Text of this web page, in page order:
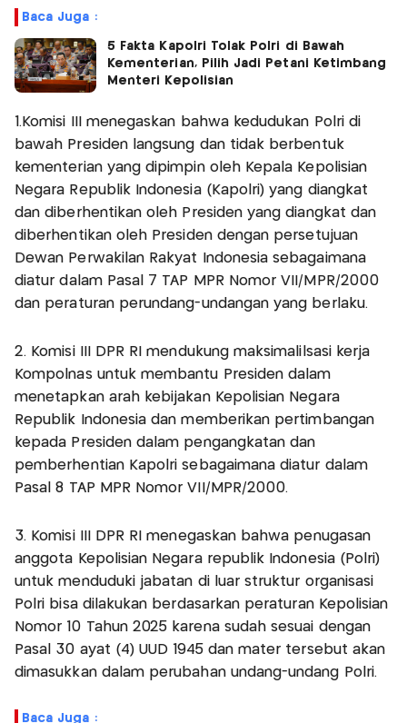
Baca Juga :
5 Fakta Kapolri Tolak Polri di Bawah
Kementerian, Pilih Jadi Petani Ketimbang
Menteri Kepolisian
1.Komisi III menegaskan bahwa kedudukan Polri di
bawah Presiden langsung dan tidak berbentuk
kementerian yang dipimpin oleh Kepala Kepolisian
Negara Republik Indonesia (Kapolri) yang diangkat
dan diberhentikan oleh Presiden yang diangkat dan
diberhentikan oleh Presiden dengan persetujuan
Dewan Perwakilan Rakyat Indonesia sebagaimana
diatur dalam Pasal 7 TAP MPR Nomor VII/MPR/2000
dan peraturan perundang-undangan yang berlaku.
2. Komisi III DPR RI mendukung maksimalilsasi kerja
Kompolnas untuk membantu Presiden dalam
menetapkan arah kebijakan Kepolisian Negara
Republik Indonesia dan memberikan pertimbangan
kepada Presiden dalam pengangkatan dan
pemberhentian Kapolri sebagaimana diatur dalam
Pasal 8 TAP MPR Nomor VII/MPR/2000.
3. Komisi III DPR RI menegaskan bahwa penugasan
anggota Kepolisian Negara republik Indonesia (Polri)
untuk menduduki jabatan di luar struktur organisasi
Polri bisa dilakukan berdasarkan peraturan Kepolisian
Nomor 10 Tahun 2025 karena sudah sesuai dengan
Pasal 30 ayat (4) UUD 1945 dan mater tersebut akan
dimasukkan dalam perubahan undang-undang Polri.
Baca Juga :